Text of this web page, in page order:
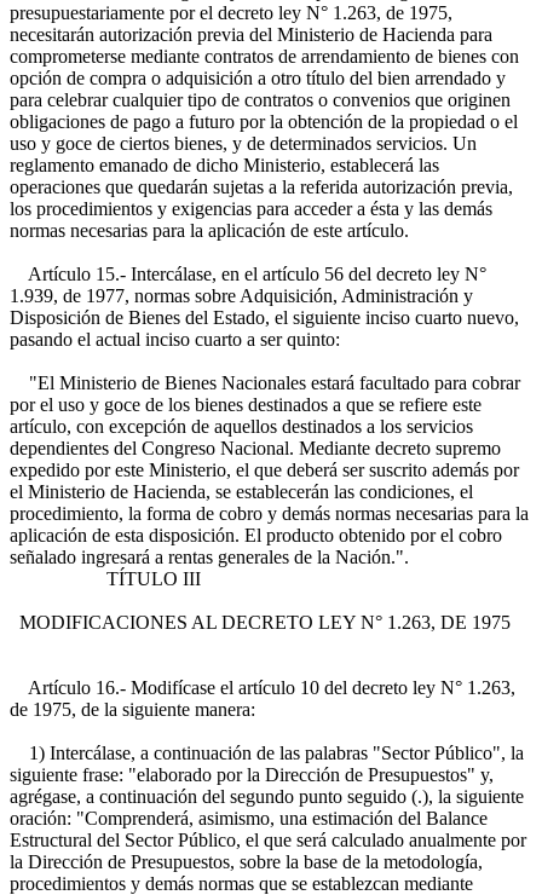
presupuestariamente por el decreto ley N° 1.263, de 1975,
necesitarán autorización previa del Ministerio de Hacienda para
comprometerse mediante contratos de arrendamiento de bienes con
opción de compra o adquisición a otro título del bien arrendado y
para celebrar cualquier tipo de contratos o convenios que originen
obligaciones de pago a futuro por la obtención de la propiedad o el
uso y goce de ciertos bienes, y de determinados servicios. Un
reglamento emanado de dicho Ministerio, establecerá las
operaciones que quedarán sujetas a la referida autorización previa,
los procedimientos y exigencias para acceder a ésta y las demás
normas necesarias para la aplicación de este artículo.
Artículo 15.- Intercálase, en el artículo 56 del decreto ley N°
1.939, de 1977, normas sobre Adquisición, Administración y
Disposición de Bienes del Estado, el siguiente inciso cuarto nuevo,
pasando el actual inciso cuarto a ser quinto:
"El Ministerio de Bienes Nacionales estará facultado para cobrar
por el uso y goce de los bienes destinados a que se refiere este
artículo, con excepción de aquellos destinados a los servicios
dependientes del Congreso Nacional. Mediante decreto supremo
expedido por este Ministerio, el que deberá ser suscrito además por
el Ministerio de Hacienda, se establecerán las condiciones, el
procedimiento, la forma de cobro y demás normas necesarias para la
aplicación de esta disposición. El producto obtenido por el cobro
señalado ingresará a rentas generales de la Nación.".
TÍTULO III
MODIFICACIONES AL DECRETO LEY N° 1.263, DE 1975
Artículo 16.- Modifícase el artículo 10 del decreto ley N° 1.263,
de 1975, de la siguiente manera:
1) Intercálase, a continuación de las palabras "Sector Público", la
siguiente frase: "elaborado por la Dirección de Presupuestos" y,
agrégase, a continuación del segundo punto seguido (.), la siguiente
oración: "Comprenderá, asimismo, una estimación del Balance
Estructural del Sector Público, el que será calculado anualmente por
la Dirección de Presupuestos, sobre la base de la metodología,
procedimientos y demás normas que se establezcan mediante